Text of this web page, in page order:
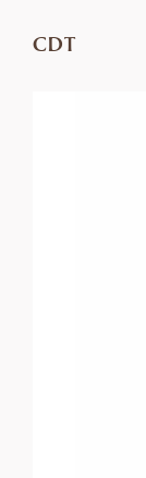
CDT